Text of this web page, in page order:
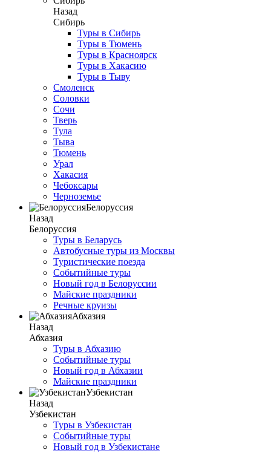
Назад
Сибирь
Туры в Сибирь
Туры в Тюмень
Туры в Красноярск
Туры в Хакасию
Туры в Тыву
Смоленск
Соловки
Сочи
Тверь
Тула
Тыва
Тюмень
Урал
Хакасия
Чебоксары
Черноземье
Белоруссия
Назад
Белоруссия
Туры в Беларусь
Автобусные туры из Москвы
Туристические поезда
Событийные туры
Новый год в Белоруссии
Майские праздники
Речные круизы
Абхазия
Назад
Абхазия
Туры в Абхазию
Событийные туры
Новый год в Абхазии
Майские праздники
Узбекистан
Назад
Узбекистан
Туры в Узбекистан
Событийные туры
Новый год в Узбекистане